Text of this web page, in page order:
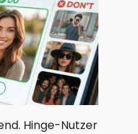
Hinge-Nutzer